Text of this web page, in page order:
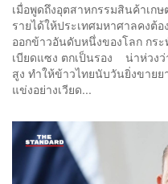
เมื่อพูดถึงอุตสาหกรรมสินค้าเกษ
รายได้ให้ประเทศมหาศาลคงต้อ
ออกข้าวอันดับหนึ่งของโลก กร
เบียดแซง ตกเป็นรอง น่าห่วง
สูง ทำให้ข้าวไทยนับวันยิ่งขาย
แข่งอย่างเวียด...